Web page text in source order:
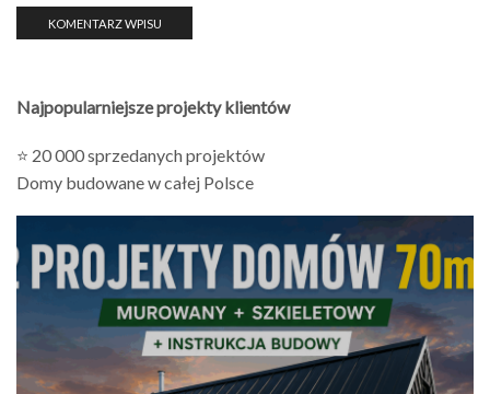
Najpopularniejsze projekty klientów
⭐ 20 000 sprzedanych projektów
Domy budowane w całej Polsce